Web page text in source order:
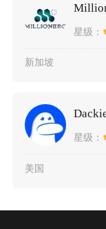
星级：
新加坡
星级：
美国